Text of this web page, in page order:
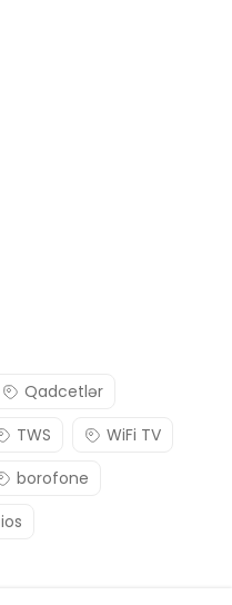
Qadcetlər
TWS
WiFi TV
borofone
ios